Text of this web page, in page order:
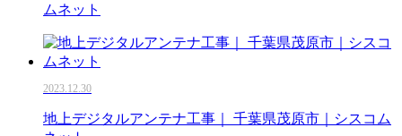
ムネット
2023.12.30
地上デジタルアンテナ工事｜ 千葉県茂原市｜シスコム